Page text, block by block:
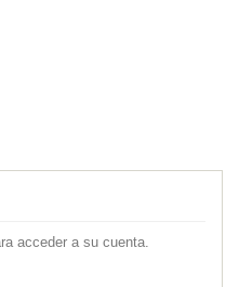
acceder a su cuenta.